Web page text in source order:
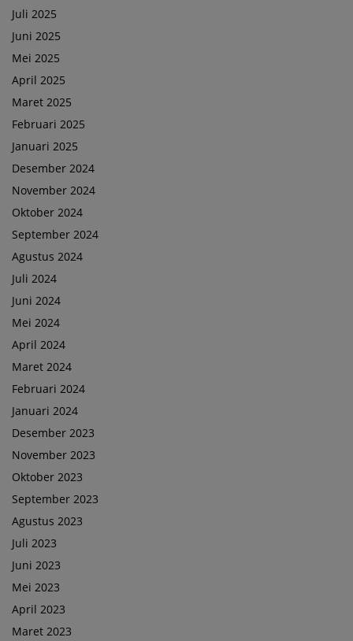
Juli 2025
Juni 2025
Mei 2025
April 2025
Maret 2025
Februari 2025
Januari 2025
Desember 2024
November 2024
Oktober 2024
September 2024
Agustus 2024
Juli 2024
Juni 2024
Mei 2024
April 2024
Maret 2024
Februari 2024
Januari 2024
Desember 2023
November 2023
Oktober 2023
September 2023
Agustus 2023
Juli 2023
Juni 2023
Mei 2023
April 2023
Maret 2023